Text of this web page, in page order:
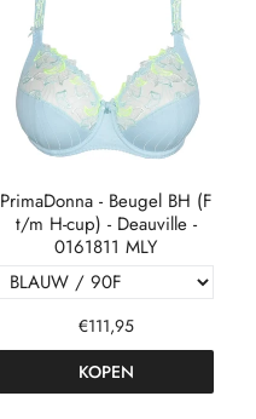
PrimaDonna - Beugel BH (F
t/m H-cup) - Deauville -
0161811 MLY
€111,95
KOPEN